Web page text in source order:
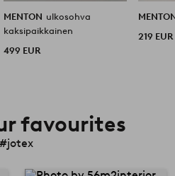
MENTON ulkosohva
kaksipaikkainen
499 EUR
219 EUR
favourites
#jotex